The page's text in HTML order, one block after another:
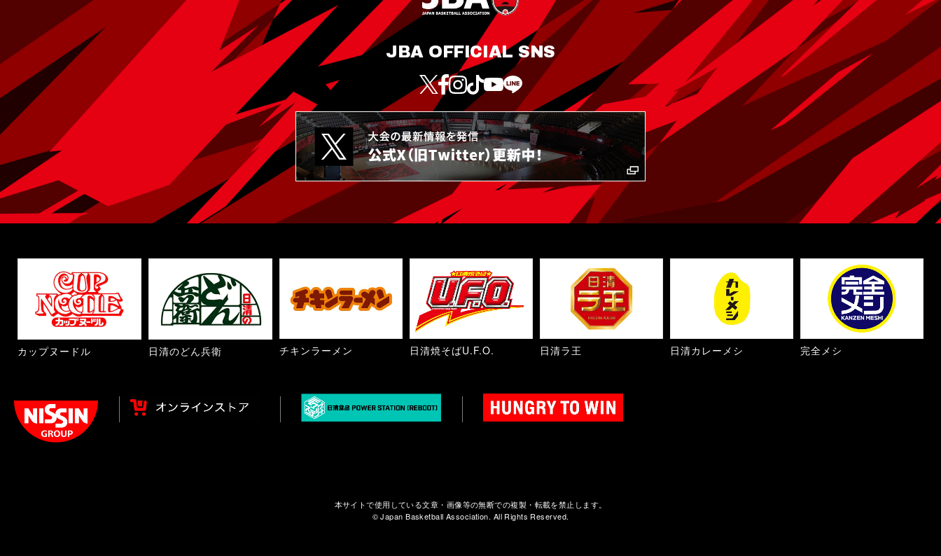
JBA OFFICIAL SNS
カップヌードル 日清のどん兵衛 チキンラーメン 日清焼そばU.F.O. 日清ラ王 日清カレーメシ 完全メシ
本サイトで使用している文章・画像等の無断での複製・転載を禁止します。
© Japan Basketball Association. All Rights Reserved.